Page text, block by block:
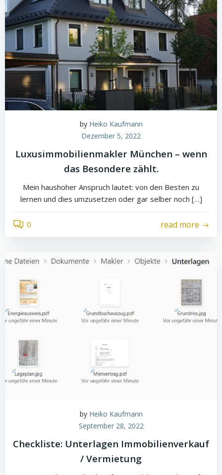
by Heiko Kaufmann
Dezember 5, 2022
Luxusimmobilienmakler München – wenn
das Besondere zählt.
Mein haushoher Anspruch lautet: von den Besten zu
lernen und dies umzusetzen oder gar selber noch […]
0 read more
by Heiko Kaufmann
September 28, 2022
Checkliste: Unterlagen Immobilienverkauf
/ Vermietung